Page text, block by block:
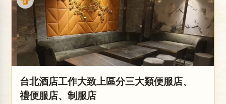
台北酒店工作大致上區分三大類便服店、
禮便服店、制服店